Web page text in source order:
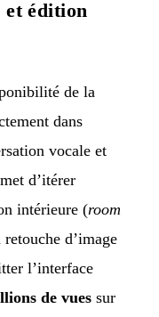
édition
de la
dans
vocale et
d’itérer
intérieure (room
d’image
l’interface
de vues sur